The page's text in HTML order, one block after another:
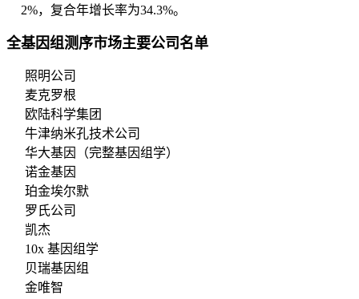
2%，复合年增长率为34.3%。
全基因组测序市场主要公司名单
照明公司
麦克罗根
欧陆科学集团
牛津纳米孔技术公司
华大基因（完整基因组学）
诺金基因
珀金埃尔默
罗氏公司
凯杰
10x 基因组学
贝瑞基因组
金唯智